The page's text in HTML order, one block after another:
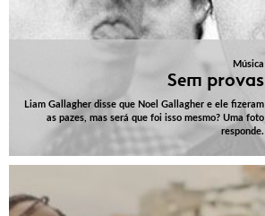
Música
Sem provas
Liam Gallagher disse que Noel Gallagher e ele fizeram
as pazes, mas será que foi isso mesmo? Uma foto
responde.